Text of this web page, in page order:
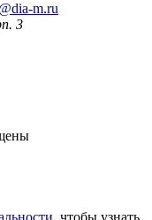
m.ru
3
, чтобы узнать